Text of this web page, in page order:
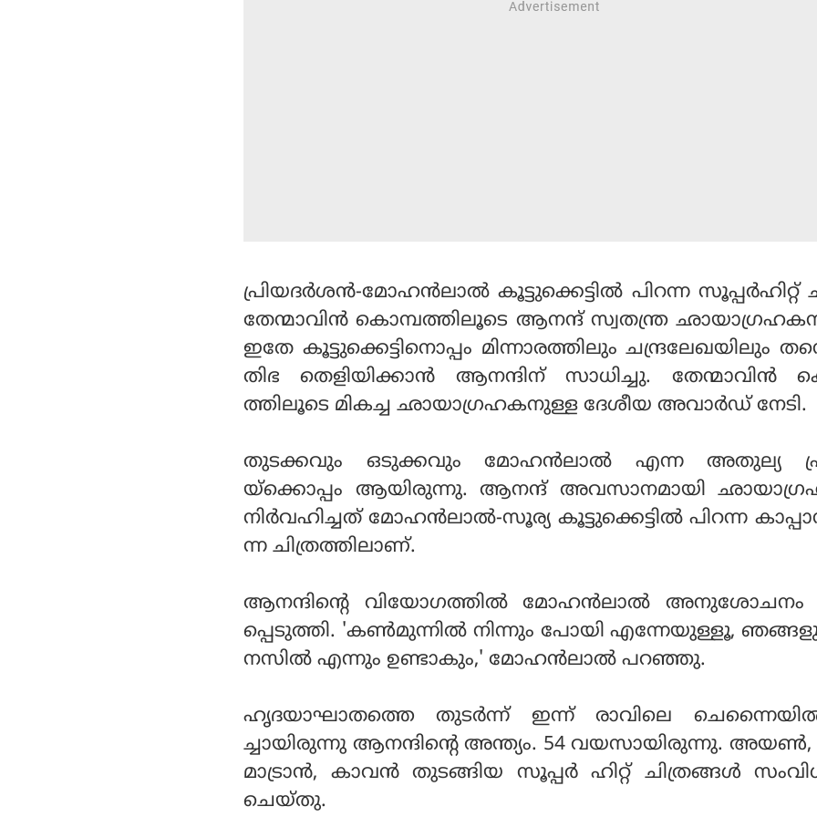
പ്രിയദര്‍ശന്‍-മോഹന്‍ലാല്‍ കൂട്ടുക്കെട്ടില്‍ പിറന്ന സൂപ്പര്‍ഹിറ്റ്
തേന്മാവിന്‍ കൊമ്പത്തിലൂടെ ആനന്ദ് സ്വതന്ത്ര
ഇതേ കൂട്ടുക്കെട്ടിനൊപ്പം മിന്നാരത്തിലും ചന്ദ്രലേഖയിലും
തിഭ തെളിയിക്കാന്‍ ആനന്ദിന് സാധിച്ചു. തേന്മാവിന്‍
ത്തിലൂടെ മികച്ച ഛായാഗ്രഹകനുള്ള ദേശീയ അവാര്‍ഡ് നേടി.
തുടക്കവും ഒടുക്കവും മോഹന്‍ലാല്‍ എന്ന അതുല്യ
യ്‌ക്കൊപ്പം ആയിരുന്നു. ആനന്ദ് അവസാനമായി
നിര്‍വഹിച്ചത് മോഹന്‍ലാല്‍-സൂര്യ കൂട്ടുക്കെട്ടില്‍ പിറന്ന
ന്ന ചിത്രത്തിലാണ്.
ആനന്ദിന്റെ വിയോഗത്തില്‍ മോഹന്‍ലാല്‍ അനുശോചനം
പ്പെടുത്തി. 'കണ്‍മുന്നില്‍ നിന്നും പോയി എന്നേയുള്ളൂ,
നസില്‍ എന്നും ഉണ്ടാകും,' മോഹന്‍ലാല്‍ പറഞ്ഞു.
ഹൃദയാഘാതത്തെ തുടര്‍ന്ന് ഇന്ന് രാവിലെ
ച്ചായിരുന്നു ആനന്ദിന്റെ അന്ത്യം. 54 വയസായിരുന്നു.
മാട്രാന്‍, കാവന്‍ തുടങ്ങിയ സൂപ്പര്‍ ഹിറ്റ് ചിത്രങ്ങള്‍
ചെയ്തു.